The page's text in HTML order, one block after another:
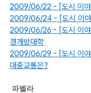
2009/06/22 - [도시 이야
2009/06/24 - [도시 이야
2009/06/26 - [도시 이야
경개방대학
2009/06/29 - [도시 이야
대중교통은?
파벨라